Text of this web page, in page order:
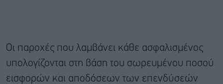
Οι παροχές που λαμβάνει κάθε ασφαλισμένος
υπολογίζονται στη βάση του σωρευμένου ποσού
εισφορών και αποδόσεων των επενδύσεών